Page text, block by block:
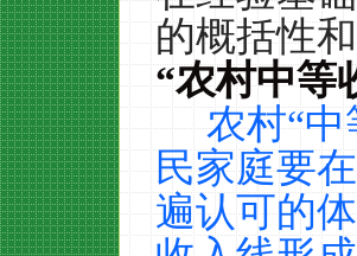
的概括性
“农村中等
农村“
民家庭要
遍认可的